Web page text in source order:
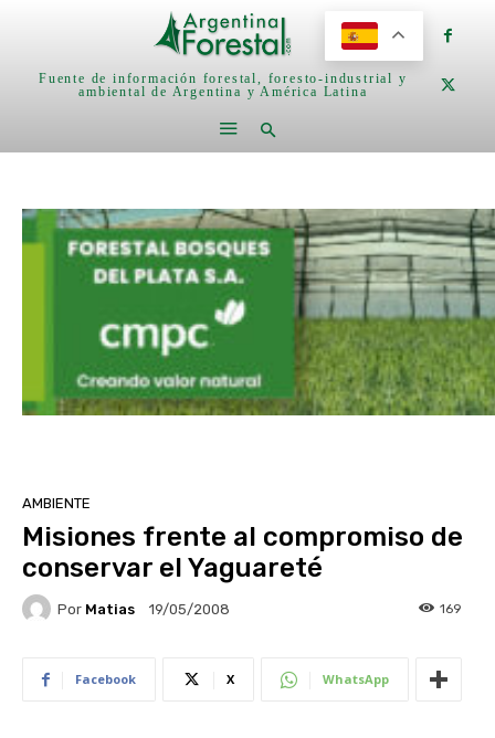
Fuente de información forestal, foresto-industrial y
ambiental de Argentina y América Latina
AMBIENTE
Misiones frente al compromiso de
conservar el Yaguareté
Por Matias 19/05/2008 169
Facebook X WhatsApp